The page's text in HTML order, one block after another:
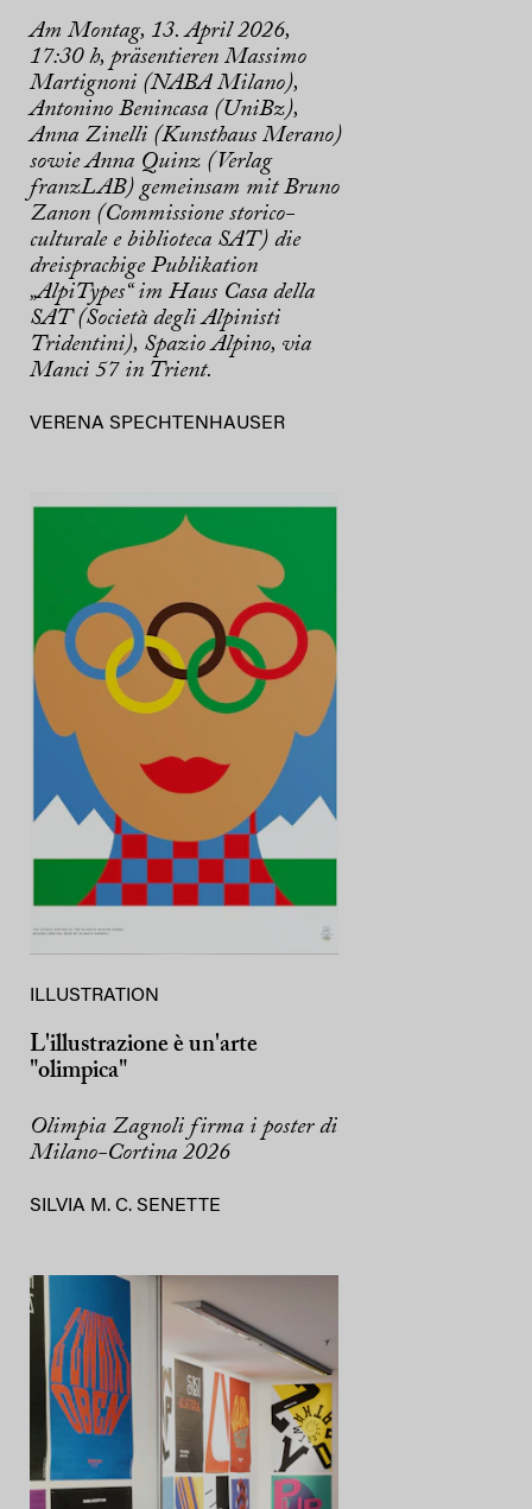
Am Montag, 13. April 2026,
17:30 h, präsentieren Massimo
Martignoni (NABA Milano),
Antonino Benincasa (UniBz),
Anna Zinelli (Kunsthaus Merano)
sowie Anna Quinz (Verlag
franzLAB) gemeinsam mit Bruno
Zanon (Commissione storico-
culturale e biblioteca SAT) die
dreisprachige Publikation
„AlpiTypes“ im Haus Casa della
SAT (Società degli Alpinisti
Tridentini), Spazio Alpino, via
Manci 57 in Trient.
VERENA SPECHTENHAUSER
ILLUSTRATION
L'illustrazione è un'arte
"olimpica"
Olimpia Zagnoli firma i poster di
Milano-Cortina 2026
SILVIA M. C. SENETTE